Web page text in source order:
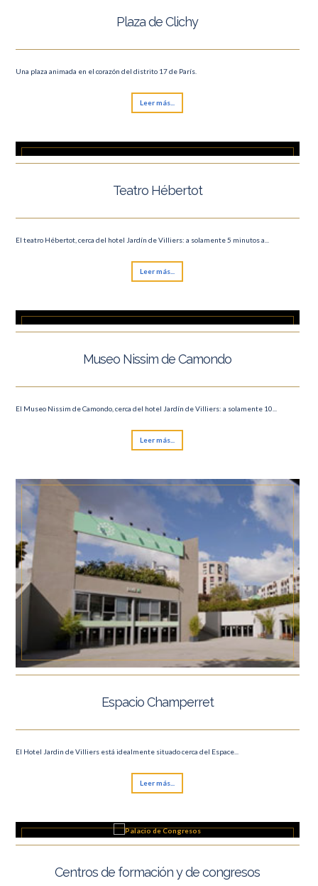
Plaza de Clichy
Una plaza animada en el corazón del distrito 17 de París.
Leer más...
Teatro Hébertot
El teatro Hébertot, cerca del hotel Jardín de Villiers: a solamente 5 minutos a...
Leer más...
Museo Nissim de Camondo
El Museo Nissim de Camondo, cerca del hotel Jardín de Villiers: a solamente 10...
Leer más...
Espacio Champerret
El Hotel Jardin de Villiers está idealmente situado cerca del Espace...
Leer más...
Centros de formación y de congresos